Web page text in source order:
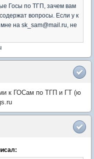
Госы по ТГП, зачем вам
вопросы. Если у к
на sk_sam@mail.ru, не
к ГОСам по ТГП и ГТ (ю